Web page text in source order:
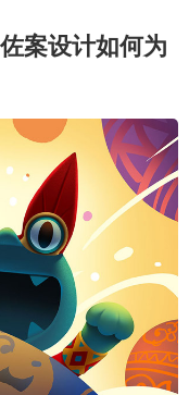
案设计如何为